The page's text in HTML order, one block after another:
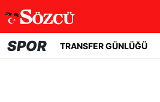
SPOR TRANSFER GÜNLÜĞÜ